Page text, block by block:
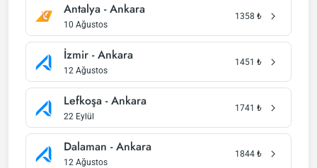
Antalya - Ankara
10 Ağustos
1358 ₺
İzmir - Ankara
12 Ağustos
1451 ₺
Lefkoşa - Ankara
22 Eylül
1741 ₺
Dalaman - Ankara
12 Ağustos
1844 ₺